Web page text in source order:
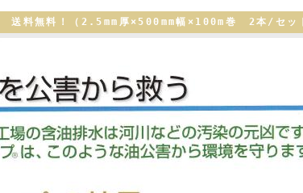
送料無料！（2.5mm厚×500mm幅×100m巻 2本/セッ